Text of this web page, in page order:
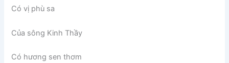
Có vị phù sa
Của sông Kinh Thầy
Có hương sen thơm